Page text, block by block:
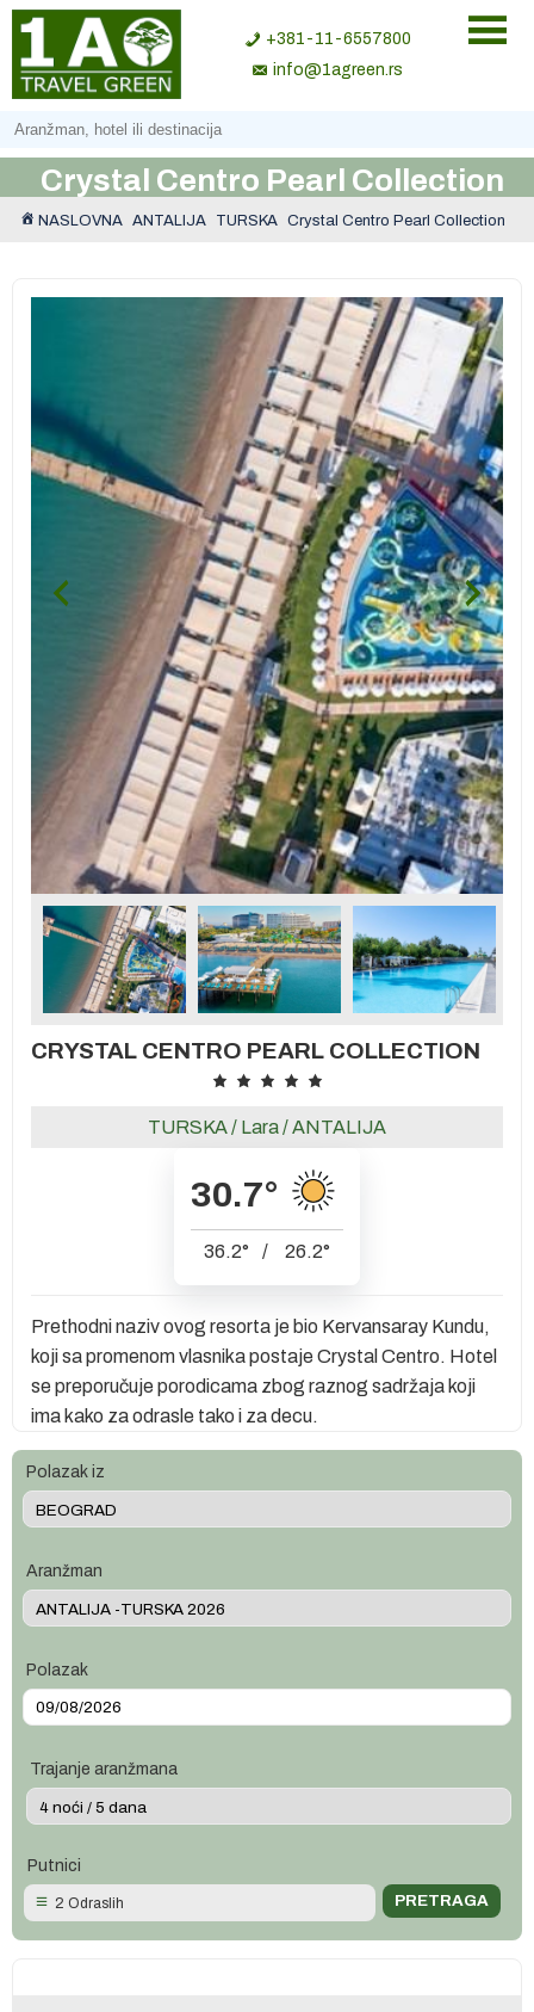
+381-11-6557800
info@1agreen.rs
Crystal Centro Pearl Collection
NASLOVNA ANTALIJA TURSKA Crystal Centro Pearl Collection
CRYSTAL CENTRO PEARL COLLECTION
TURSKA/ Lara/ANTALIJA
30.7°
36.2° / 26.2°
Prethodni naziv ovog resorta je bio Kervansaray Kundu,
koji sa promenom vlasnika postaje Crystal Centro. Hotel
se preporučuje porodicama zbog raznog sadržaja koji
ima kako za odrasle tako i za decu.
Polazak iz
Aranžman
Polazak
Trajanje aranžmana
Putnici
2 Odraslih